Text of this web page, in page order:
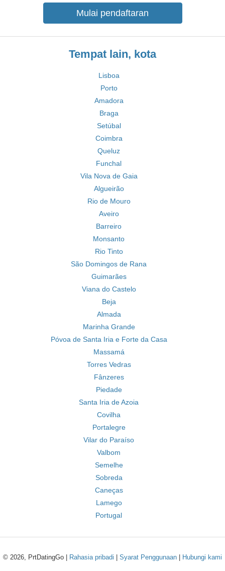
Mulai pendaftaran
Tempat lain, kota
Lisboa
Porto
Amadora
Braga
Setúbal
Coimbra
Queluz
Funchal
Vila Nova de Gaia
Algueirão
Rio de Mouro
Aveiro
Barreiro
Monsanto
Rio Tinto
São Domingos de Rana
Guimarães
Viana do Castelo
Beja
Almada
Marinha Grande
Póvoa de Santa Iria e Forte da Casa
Massamá
Torres Vedras
Fânzeres
Piedade
Santa Iria de Azoia
Covilha
Portalegre
Vilar do Paraíso
Valbom
Semelhe
Sobreda
Caneças
Lamego
Portugal
© 2026, PrtDatingGo | Rahasia pribadi Syarat Penggunaan Hubungi kami